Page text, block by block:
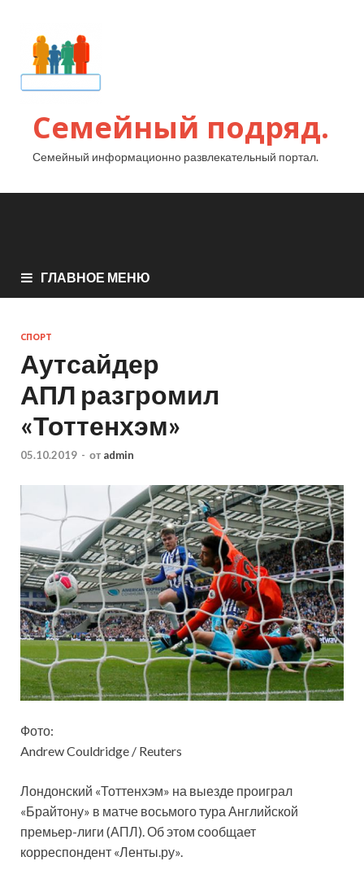
Семейный подряд.
Семейный информационно развлекательный портал.
ГЛАВНОЕ МЕНЮ
СПОРТ
Аутсайдер
АПЛ разгромил
«Тоттенхэм»
05.10.2019 - от admin
Фото:
Andrew Couldridge / Reuters
Лондонский «Тоттенхэм» на выезде проиграл
«Брайтону» в матче восьмого тура Английской
премьер-лиги (АПЛ). Об этом сообщает
корреспондент «Ленты.ру».